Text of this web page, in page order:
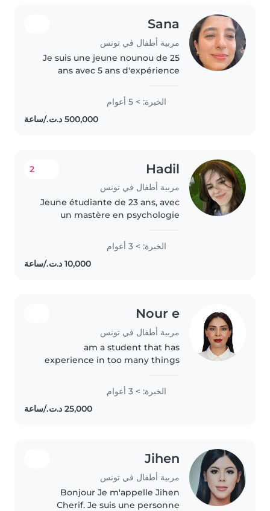
Sana
مربية أطفال في تونس
Je suis une jeune nounou de 25
ans avec 5 ans d'expérience
des bébés aux écoliers. J'ai des
compétences variées comme la
lecture, les activités manuelles,..
الخبرة: > 5 أعوام
Hadil
مربية أطفال في تونس
2
Jeune étudiante de 23 ans, avec
un mastère en psychologie
certificat en premiers secours,
ainsi qu'une expérience
significative dans le domaine du
الخبرة: > 3 أعوام
Nour e
مربية أطفال في تونس
am a student that has
experience in too many things
and had the opportunity to
teach them knowledge and
activities during the summer
الخبرة: > 3 أعوام
Jihen
مربية أطفال في تونس
Bonjour Je m'appelle Jihen
Cherif. Je suis une personne